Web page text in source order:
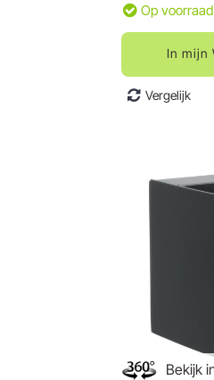
Op voorraad
In mijn
Vergelijk
Bekijk